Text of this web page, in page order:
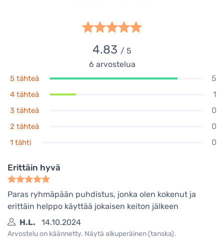
4.83 / 5
6 arvostelua
5 tähteä 5
4 tähteä 1
3 tähteä 0
2 tähteä 0
1 tähti 0
Erittäin hyvä
Paras ryhmäpään puhdistus, jonka olen kokenut ja
erittäin helppo käyttää jokaisen keiton jälkeen
H.L.
14.10.2024
Arvostelu on käännetty. Näytä alkuperäinen (tanska).